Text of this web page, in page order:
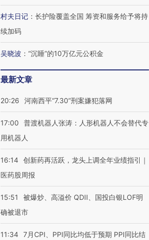
村夫日记 ： 长护险覆盖全国 筹资和服务给予将持
续加码
吴晓波 ： “沉睡”的10万亿元公积金
最新文章
20:26 河南西平“7.30”刑案嫌犯落网
17:00
普渡机器人张涛：人形机器人不会替代专
用机器人
16:14 创新药再活跃，龙头上调全年业绩指引｜
医药股周报
15:51
被爆炒、高溢价 QDII、国投白银LOF明
确被退市
11:34 7月CPI、PPI同比均低于预期 PPI同比结